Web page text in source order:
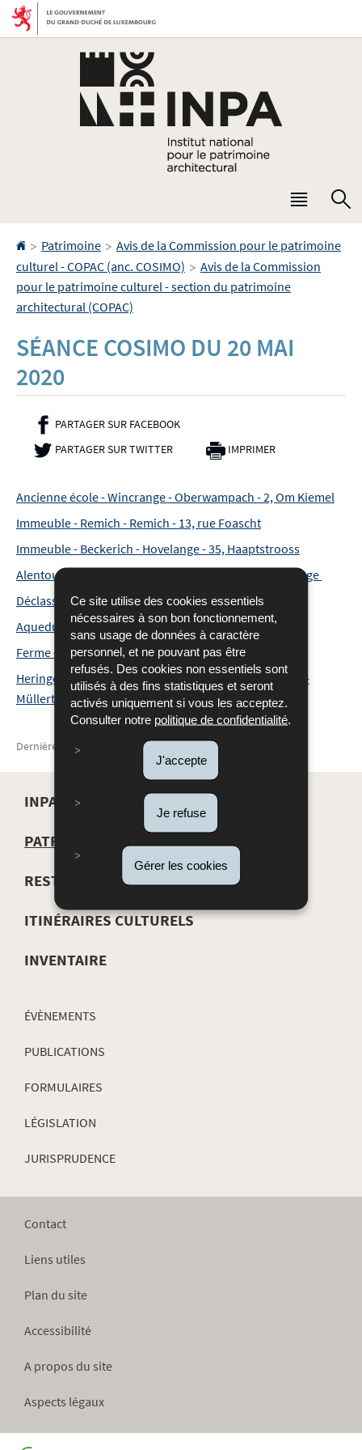
Ce site utilise des cookies essentiels
nécessaires à son bon fonctionnement,
sans usage de données à caractère
personnel, et ne pouvant pas être
refusés. Des cookies non essentiels sont
utilisés à des fins statistiques et seront
activés uniquement si vous les acceptez.
Consulter notre politique de confidentialité.
J'accepte
Je refuse
Gérer les cookies
Aller
Aller
Menu
Accueil
> Patrimoine > Avis de la Commission pour le patrimoine
culturel - COPAC (anc. COSIMO) > Avis de la Commission
pour le patrimoine culturel - section du patrimoine
architectural (COPAC)
SÉANCE COSIMO DU 20 MAI
2020
PARTAGER SUR FACEBOOK- NOUVELLE FENÊTRE
PARTAGER SUR TWITTER- NOUVELLE FENÊTRE
IMPRIMER
Ancienne école - Wincrange - Oberwampach - 2, Om Kiemel
Immeuble - Remich - Remich - 13, rue Foascht
Immeuble - Beckerich - Hovelange - 35, Haaptstrooss
Alentours du château de Birtrange - Schieren - Birtrange
Déclassement voitures Wegmann
Aqueduc - Manternach
Ferme - Wincrange - Niederwampach - 3+7, A Beetel
Heringerbësch et vestiges Heringerbuerg - Waldbillig -
Müllerthal
Dernière mise à jour 27/10/2021
MENU
DE
NAVIGATION
INPA
PATRIMOINE
RESTAURATION
ITINÉRAIRES CULTURELS
INVENTAIRE
ÉVÈNEMENTS
PUBLICATIONS
FORMULAIRES
LÉGISLATION
JURISPRUDENCE
Contact
Liens utiles
Plan du site
Accessibilité
A propos du site
Aspects légaux